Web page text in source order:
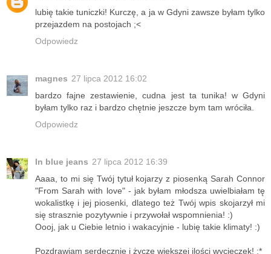
lubię takie tuniczki! Kurczę, a ja w Gdyni zawsze byłam tylko
przejazdem na postojach ;<
Odpowiedz
magnes 27 lipca 2012 16:02
bardzo fajne zestawienie, cudna jest ta tunika! w Gdyni
byłam tylko raz i bardzo chętnie jeszcze bym tam wróciła.
Odpowiedz
In blue jeans 27 lipca 2012 16:39
Aaaa, to mi się Twój tytuł kojarzy z piosenką Sarah Connor
"From Sarah with love" - jak byłam młodsza uwielbiałam tę
wokalistkę i jej piosenki, dlatego też Twój wpis skojarzył mi
się strasznie pozytywnie i przywołał wspomnienia! :)
Oooj, jak u Ciebie letnio i wakacyjnie - lubię takie klimaty! :)
Pozdrawiam serdecznie i życzę większej ilości wycieczek! :*